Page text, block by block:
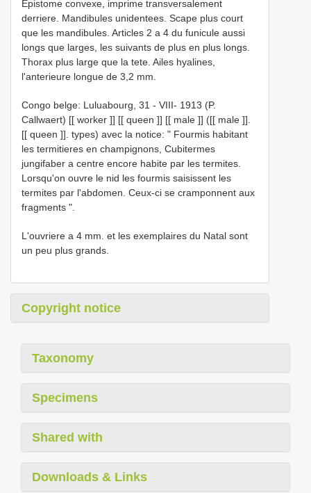
Epistome convexe, imprime transversalement
derriere. Mandibules unidentees. Scape plus court
que les mandibules. Articles 2 a 4 du funicule aussi
longs que larges, les suivants de plus en plus longs.
Thorax plus large que la tete. Ailes hyalines,
l'anterieure longue de 3,2 mm.
Congo belge: Luluabourg, 31 - VIII- 1913 (P.
Callwaert) [[ worker ]] [[ queen ]] [[ male ]] ([[ male ]].
[[ queen ]]. types) avec la notice: " Fourmis habitant
les termitieres en champignons, Cubitermes
jungifaber a centre encore habite par les termites.
Lorsqu'on ouvre le nid les fourmis saisissent les
termites par l'abdomen. Ceux-ci se cramponnent aux
fragments ".
L'ouvriere a 4 mm. et les exemplaires du Natal sont
un peu plus grands.
Copyright notice
Taxonomy
Specimens
Shared with
Downloads & Links